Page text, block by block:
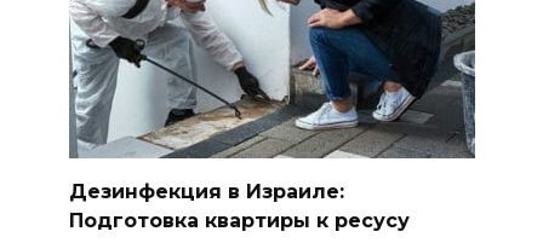
Дезинфекция в Израиле:
Подготовка квартиры к ресусу